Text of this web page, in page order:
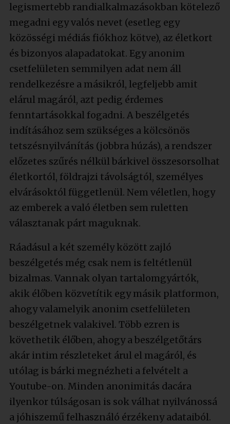
legismertebb randialkalmazásokban kötelező
megadni egy valós nevet (esetleg egy
közösségi médiás fiókhoz kötve), az életkort
és bizonyos alapadatokat. Egy anonim
csetfelületen semmilyen adat nem áll
rendelkezésre a másikról, legfeljebb amit
elárul magáról, azt pedig érdemes
fenntartásokkal fogadni. A beszélgetés
indításához sem szükséges a kölcsönös
tetszésnyilvánítás (jobbra húzás), a rendszer
előzetes szűrés nélkül bárkivel összesorsolhat
életkortól, földrajzi távolságtól, személyes
elvárásoktól függetlenül. Nem véletlen, hogy
az emberek a való életben sem ruletten
választanak párt maguknak.
Ráadásul a két személy között zajló
beszélgetés még csak nem is feltétlenül
bizalmas. Vannak olyan tartalomgyártók,
akik élőben közvetítik egy másik platformon,
ahogy valamelyik anonim csetfelületen
beszélgetnek valakivel. Több ezren is
követhetik élőben, ahogy a beszélgetőtárs
akár intim részleteket árul el magáról, és
utólag is bárki megnézheti a felvételt a
Youtube-on. Minden anonimitás dacára
ilyenkor túlságosan is sok válhat nyilvánossá
a jóhiszemű felhasználó érzékeny adataiból.